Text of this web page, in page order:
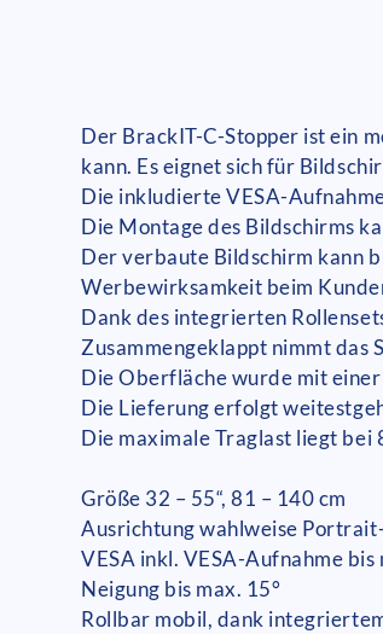
Der BrackIT-C-Stopper ist ein
kann. Es eignet sich für
Die inkludierte VESA-
Die Montage des Bildschirms
Der verbaute Bildschirm kann
Werbewirksamkeit beim
Dank des integrierten
Zusammengeklappt nimmt das
Die Oberfläche wurde mit
Die Lieferung erfolgt
Die maximale Traglast liegt bei
Größe 32 – 55“, 81 – 140 cm
Ausrichtung wahlweise
VESA inkl. VESA-Aufnahme
Neigung bis max. 15°
Rollbar mobil, dank